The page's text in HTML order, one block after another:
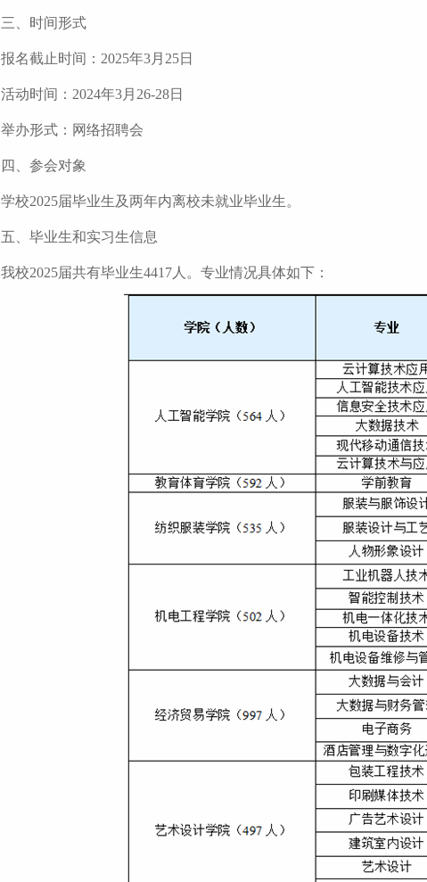
三、时间形式
报名截止时间：2025年3月25日
活动时间：2024年3月26-28日
举办形式：网络招聘会
四、参会对象
学校2025届毕业生及两年内离校未就业毕业生。
五、毕业生和实习生信息
我校2025届共有毕业生4417人。专业情况具体如下：